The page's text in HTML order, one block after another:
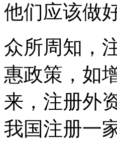
他们应该做
众所周知，
惠政策，如
来，注册外
我国注册一